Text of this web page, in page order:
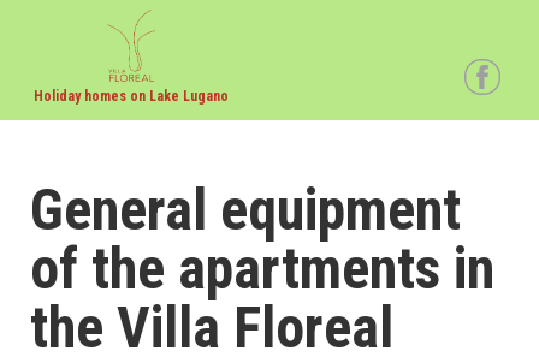
Holiday homes on Lake Lugano
General equipment
of the apartments in
the Villa Floreal